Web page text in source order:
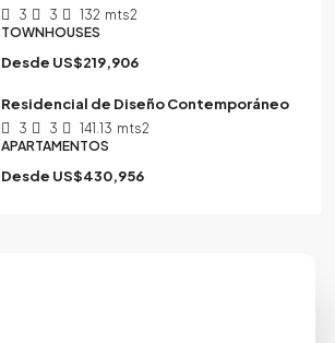
3 3 132 mts2
TOWNHOUSES
Desde US$219,906
Residencial de Diseño Contemporáneo
3 3 141.13 mts2
APARTAMENTOS
Desde US$430,956